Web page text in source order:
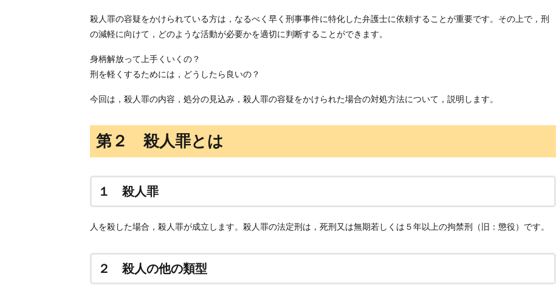
殺人罪の容疑をかけられている方は，なるべく早く刑事事件に特化した弁護士に依頼することが重要です。その上で，刑
の減軽に向けて，どのような活動が必要かを適切に判断することができます。
身柄解放って上手くいくの？
刑を軽くするためには，どうしたら良いの？
今回は，殺人罪の内容，処分の見込み，殺人罪の容疑をかけられた場合の対処方法について，説明します。
第２ 殺人罪とは
１ 殺人罪
人を殺した場合，殺人罪が成立します。殺人罪の法定刑は，死刑又は無期若しくは５年以上の拘禁刑（旧：懲役）です。
２ 殺人の他の類型